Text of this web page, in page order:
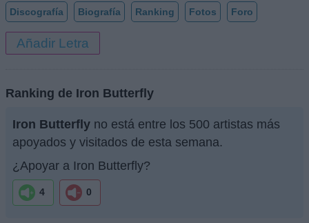
Discografía Biografía Ranking Fotos Foro
Añadir Letra
Ranking de Iron Butterfly
Iron Butterfly no está entre los 500 artistas más
apoyados y visitados de esta semana.
¿Apoyar a Iron Butterfly?
4 0